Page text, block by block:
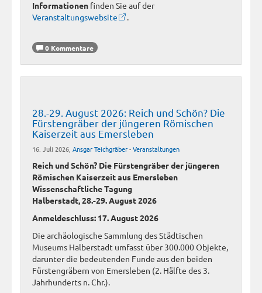
Informationen finden Sie auf der
Veranstaltungswebsite
.
0 Kommentare
28.-29. August 2026: Reich und Schön? Die
Fürstengräber der jüngeren Römischen
Kaiserzeit aus Emersleben
16. Juli 2026, Ansgar Teichgräber-Veranstaltungen
Reich und Schön? Die Fürstengräber der jüngeren
Römischen Kaiserzeit aus Emersleben
Wissenschaftliche Tagung
Halberstadt, 28.-29. August 2026
Anmeldeschluss: 17. August 2026
Die archäologische Sammlung des Städtischen
Museums Halberstadt umfasst über 300.000 Objekte,
darunter die bedeutenden Funde aus den beiden
Fürstengräbern von Emersleben (2. Hälfte des 3.
Jahrhunderts n. Chr.).